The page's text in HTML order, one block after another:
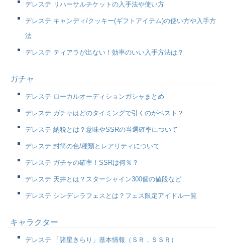
デレステ リハーサルチケットの入手法や使い方
デレステ キャンディ/クッキー(ギフトアイテム)の使い方や入手方
法
デレステ ティアラが出ない！効率のいい入手方法は？
ガチャ
デレステ ローカルオーディションガシャまとめ
デレステ ガチャはどのタイミングで引くのがベスト？
デレステ 納税とは？意味やSSRの当選確率について
デレステ 封筒の色/種類とレアリティについて
デレステ ガチャの確率！SSRは何％？
デレステ 天井とは？スターシャイン300個の値段など
デレステ シンデレラフェスとは？フェス限定アイドル一覧
キャラクター
デレステ 「諸星きらり」基本情報（ＳＲ，ＳＳＲ）